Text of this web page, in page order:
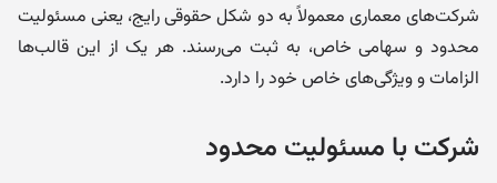
شرکت‌های معماری معمولاً به دو شکل حقوقی رایج، یعنی مسئولیت
محدود و سهامی خاص، به ثبت می‌رسند. هر یک از این قالب‌ها
الزامات و ویژگی‌های خاص خود را دارد.
شرکت با مسئولیت محدود